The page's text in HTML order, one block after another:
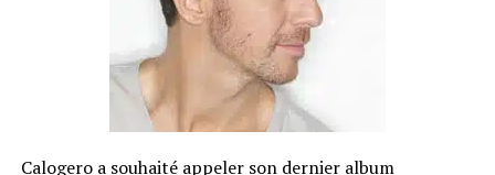
Calogero a souhaité appeler son dernier album